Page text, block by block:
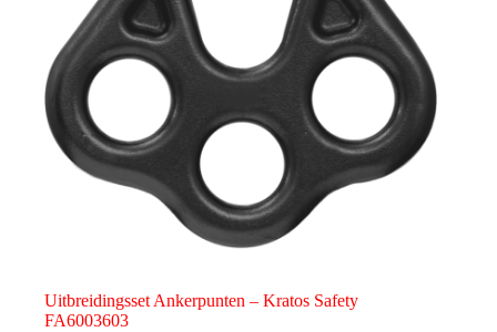
Uitbreidingsset Ankerpunten – Kratos Safety
FA6003603